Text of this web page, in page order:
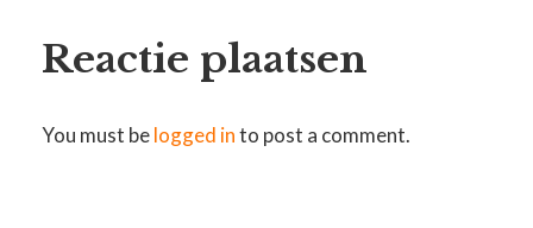
Reactie plaatsen
You must belogged into post a comment.